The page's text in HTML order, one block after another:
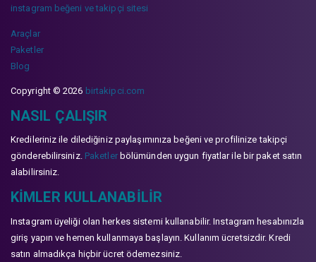
instagram beğeni ve takipçi sitesi
Araçlar
Paketler
Blog
Copyright © 2026 birtakipci.com
NASIL ÇALIŞIR
Kredileriniz ile dilediğiniz paylaşımınıza beğeni ve profilinize takipçi
gönderebilirsiniz. Paketlerbölümünden uygun fiyatlar ile bir paket satın
alabilirsiniz.
KIMLER KULLANABILIR
Instagram üyeliği olan herkes sistemi kullanabilir. Instagram hesabınızla
giriş yapın ve hemen kullanmaya başlayın. Kullanım ücretsizdir. Kredi
satın almadıkça hiçbir ücret ödemezsiniz.